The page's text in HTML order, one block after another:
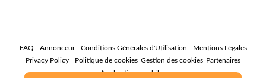
FAQ Annonceur Conditions Générales d'Utilisation
Mentions Légales
Privacy Policy
Politique de cookies Gestion des cookies Partenaires
Applications mobiles